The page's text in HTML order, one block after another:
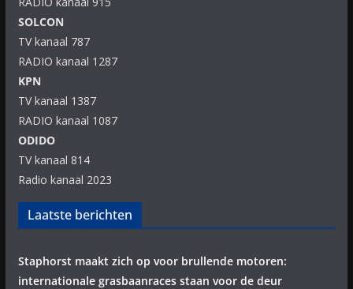
SOLCON
TV kanaal 787
RADIO kanaal 1287
KPN
TV kanaal 1387
RADIO kanaal 1087
ODIDO
TV kanaal 814
Radio kanaal 2023
Laatste berichten
Staphorst maakt zich op voor brullende motoren:
internationale grasbaanraces staan voor de deur